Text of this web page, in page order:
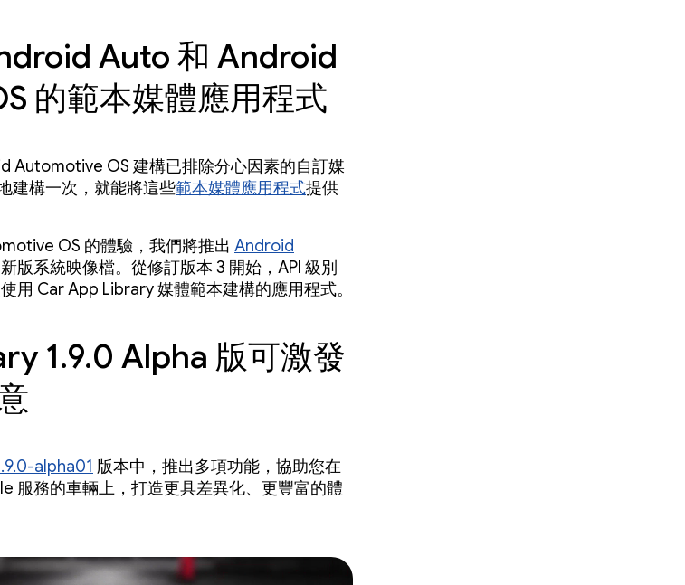
Auto 和 Android
的範本媒體應用程式
Automotive OS 建構已排除分心因素的自訂媒
建構一次，就能將這些範本媒體應用程式提供
OS 的體驗，我們將推出 Android
版系統映像檔。從修訂版本 3 開始，API 級別
用 Car App Library 媒體範本建構的應用程式。
1.9.0 Alpha 版可激發
alpha01 版本中，推出多項功能，協助您在
服務的車輛上，打造更具差異化、更豐富的體